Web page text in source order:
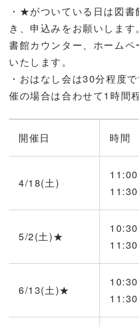
・ ★がついている日は図書
き、申込みをお願いしま
書館カウンター、ホーム
いたします。
・おはなし会は30分程度
催の場合は合わせて1時間
開催日 時間
4/18(土)
11:00
11:30
5/2(土)★
10:30
11:30
6/13(土)★
10:30
11:30